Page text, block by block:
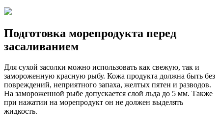
Подготовка морепродукта перед
засаливанием
Для сухой засолки можно использовать как свежую, так и
замороженную красную рыбу. Кожа продукта должна быть без
повреждений, неприятного запаха, желтых пятен и разводов.
На замороженной рыбе допускается слой льда до 5 мм. Также
при нажатии на морепродукт он не должен выделять
жидкость.